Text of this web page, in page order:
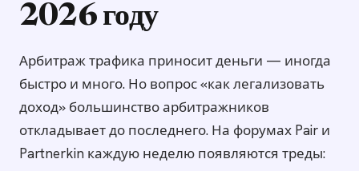
2026 году
Арбитраж трафика приносит деньги — иногда
быстро и много. Но вопрос «как легализовать
доход» большинство арбитражников
откладывает до последнего. На форумах Pair и
Partnerkin каждую неделю появляются треды: